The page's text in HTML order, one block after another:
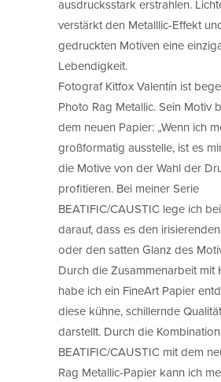
ausdrucksstark erstrahlen.
verstärkt den Metalllic-Effekt
gedruckten Motiven eine
Lebendigkeit.
Fotograf Kitfox Valentín ist
Photo Rag Metallic. Sein Motiv
dem neuen Papier: „Wenn ich
großformatig ausstelle, ist es
die Motive von der Wahl der
profitieren. Bei meiner Serie
BEATIFIC/CAUSTIC lege ich
darauf, dass es den
oder den satten Glanz des
Durch die Zusammenarbeit mit
habe ich ein FineArt Papier
diese kühne, schillernde
darstellt. Durch die
BEATIFIC/CAUSTIC mit dem
Rag Metallic-Papier kann ich